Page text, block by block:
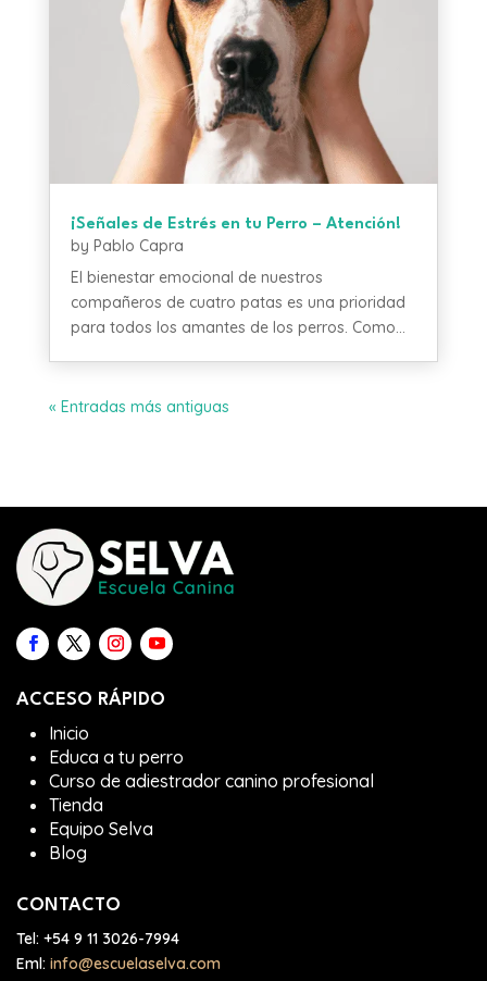
¡Señales de Estrés en tu Perro – Atención!
by Pablo Capra
El bienestar emocional de nuestros
compañeros de cuatro patas es una prioridad
para todos los amantes de los perros. Como...
« Entradas más antiguas
ACCESO RÁPIDO
Inicio
Educa a tu perro
Curso de adiestrador canino profesional
Tienda
Equipo Selva
Blog
CONTACTO
Tel: +54 9 11 3026-7994
Eml: info@escuelaselva.com